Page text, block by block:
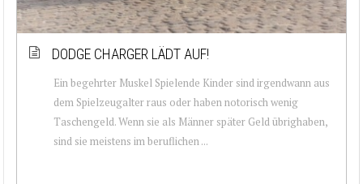
DODGE CHARGER LÄDT AUF!
Ein begehrter Muskel Spielende Kinder sind irgendwann aus
dem Spielzeugalter raus oder haben notorisch wenig
Taschengeld. Wenn sie als Männer später Geld übrighaben,
sind sie meistens im beruflichen ...